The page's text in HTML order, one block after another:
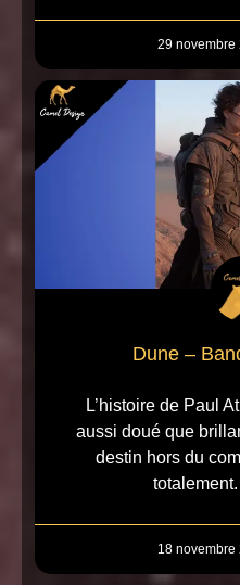
29 novembre
Dune –
L’histoire de Paul
aussi doué que
destin hors du
18 novembre